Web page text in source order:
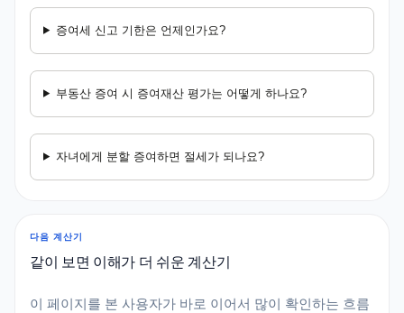
증여세 신고 기한은 언제인가요?
부동산 증여 시 증여재산 평가는 어떻게 하나요?
자녀에게 분할 증여하면 절세가 되나요?
다음 계산기
같이 보면 이해가 더 쉬운 계산기
이 페이지를 본 사용자가 바로 이어서 많이 확인하는 흐름